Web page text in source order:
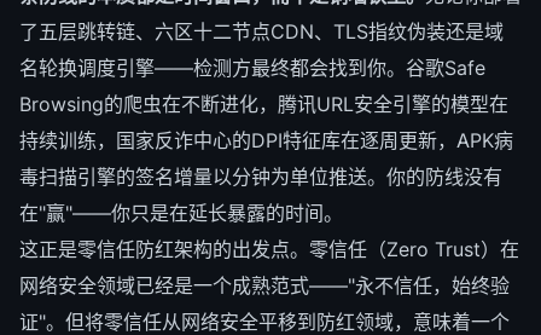
了五层跳转链、六区十二节点CDN、TLS指纹伪装还是域
名轮换调度引擎——检测方最终都会找到你。谷歌Safe
Browsing的爬虫在不断进化，腾讯URL安全引擎的模型在
持续训练，国家反诈中心的DPI特征库在逐周更新，APK病
毒扫描引擎的签名增量以分钟为单位推送。你的防线没有
在"赢"——你只是在延长暴露的时间。
这正是零信任防红架构的出发点。零信任（Zero Trust）在
网络安全领域已经是一个成熟范式——"永不信任，始终验
证"。但将零信任从网络安全平移到防红领域，意味着一个